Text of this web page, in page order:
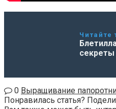
Читайте
0 Выращивание
Понравилась статья?